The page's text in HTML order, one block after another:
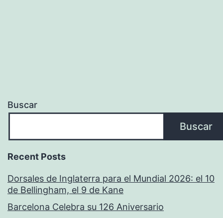
Buscar
Buscar
Recent Posts
Dorsales de Inglaterra para el Mundial 2026: el 10
de Bellingham, el 9 de Kane
Barcelona Celebra su 126 Aniversario